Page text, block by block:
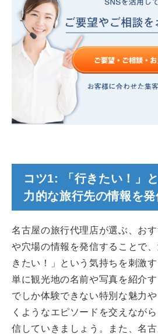
コツ1: 「行きたい！」
力的な旅行先の情報を
名古屋の旅行代理店が選ぶ、お
や穴場の情報を発信することで
きたい！」という気持ちを刺激
単に観光地の名前や写真を紹介
でしか体験できない特別な魅力や
くようなエピソードを交えなが
信していきましょう。また、名